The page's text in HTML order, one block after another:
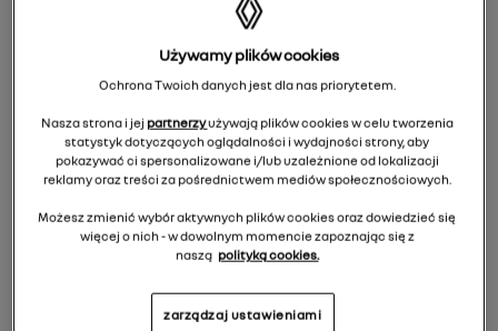
Używamy plików cookies
Ochrona Twoich danych jest dla nas priorytetem.
Nasza strona i jej partnerzyużywają plików cookies w celu tworzenia
statystyk dotyczących oglądalności i wydajności strony, aby
pokazywać ci spersonalizowane i/lub uzależnione od lokalizacji
reklamy oraz treści za pośrednictwem mediów społecznościowych.
Możesz zmienić wybór aktywnych plików cookies oraz dowiedzieć się
więcej o nich - w dowolnym momencie zapoznając się z
naszą polityką cookies.
zarządzaj ustawieniami